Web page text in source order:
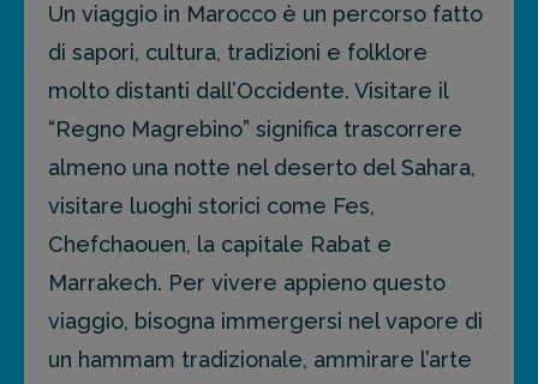
Un viaggio in Marocco è un percorso fatto
di sapori, cultura, tradizioni e folklore
molto distanti dall’Occidente. Visitare il
“Regno Magrebino” significa trascorrere
almeno una notte nel deserto del Sahara,
visitare luoghi storici come Fes,
Chefchaouen, la capitale Rabat e
Marrakech. Per vivere appieno questo
viaggio, bisogna immergersi nel vapore di
un hammam tradizionale, ammirare l’arte